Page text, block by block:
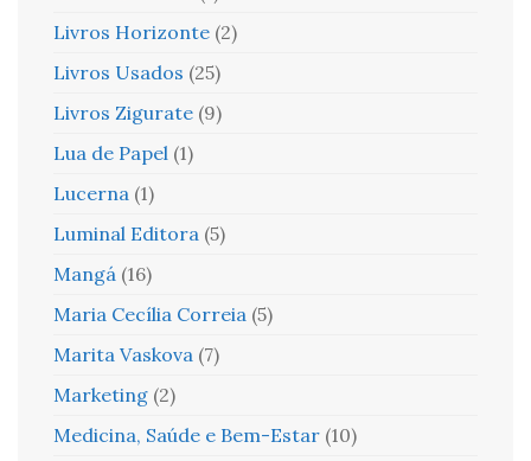
Livros Horizonte (2)
Livros Usados (25)
Livros Zigurate (9)
Lua de Papel (1)
Lucerna (1)
Luminal Editora (5)
Mangá (16)
Maria Cecília Correia (5)
Marita Vaskova (7)
Marketing (2)
Medicina, Saúde e Bem-Estar (10)